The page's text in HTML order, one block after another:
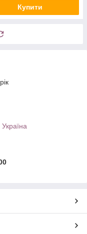
Купити